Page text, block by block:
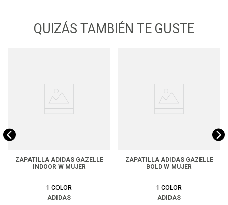
QUIZÁS TAMBIÉN TE GUSTE
ZAPATILLA ADIDAS GAZELLE
INDOOR W MUJER
1 COLOR
ADIDAS
ZAPATILLA ADIDAS GAZELLE
BOLD W MUJER
1 COLOR
ADIDAS